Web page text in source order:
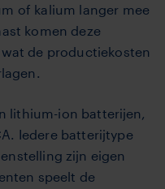
of kalium langer mee
komen deze
de productiekosten
lithium-ion batterijen,
Iedere batterijtype
zijn eigen
speelt de